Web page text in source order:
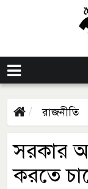
রাজনীতি
সরকার
করতে